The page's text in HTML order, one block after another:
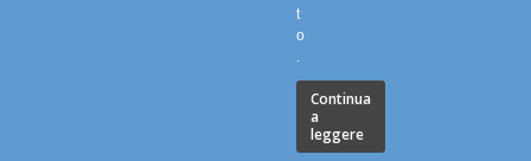
t
o
.
Continua
a
leggere